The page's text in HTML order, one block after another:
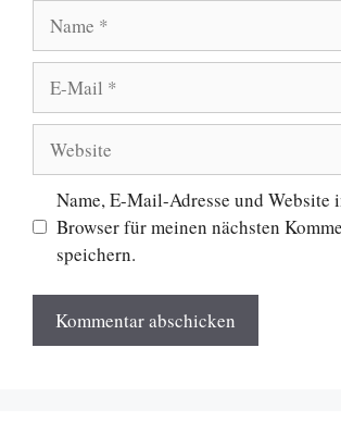
Mail
Name, E-Mail-Adresse und Website
Browser für meinen nächsten
speichern.